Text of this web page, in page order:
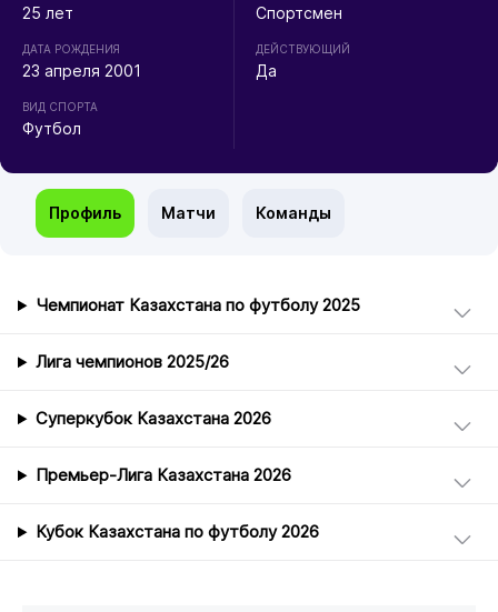
25 лет
ДАТА РОЖДЕНИЯ
23 апреля 2001
ВИД СПОРТА
Футбол
Спортсмен
ДЕЙСТВУЮЩИЙ
Да
Профиль Матчи Команды
Чемпионат Казахстана по футболу 2025
Лига чемпионов 2025/26
Суперкубок Казахстана 2026
Премьер-Лига Казахстана 2026
Кубок Казахстана по футболу 2026